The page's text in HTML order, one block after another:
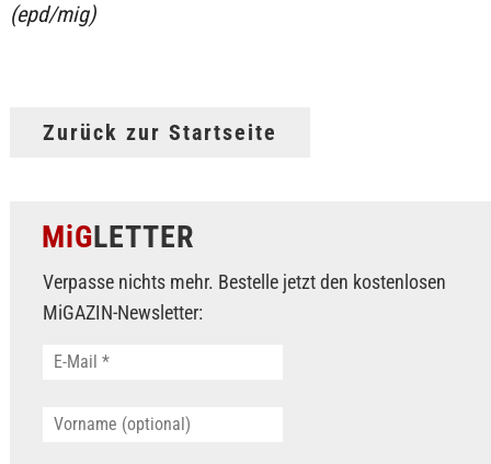
(epd/mig)
Zurück zur Startseite
MiGLETTER
Verpasse nichts mehr. Bestelle jetzt den kostenlosen
MiGAZIN-Newsletter: